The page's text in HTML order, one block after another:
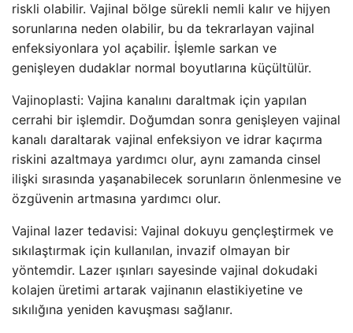
riskli olabilir. Vajinal bölge sürekli nemli kalır ve hijyen
sorunlarına neden olabilir, bu da tekrarlayan vajinal
enfeksiyonlara yol açabilir. İşlemle sarkan ve
genişleyen dudaklar normal boyutlarına küçültülür.
Vajinoplasti: Vajina kanalını daraltmak için yapılan
cerrahi bir işlemdir. Doğumdan sonra genişleyen vajinal
kanalı daraltarak vajinal enfeksiyon ve idrar kaçırma
riskini azaltmaya yardımcı olur, aynı zamanda cinsel
ilişki sırasında yaşanabilecek sorunların önlenmesine ve
özgüvenin artmasına yardımcı olur.
Vajinal lazer tedavisi: Vajinal dokuyu gençleştirmek ve
sıkılaştırmak için kullanılan, invazif olmayan bir
yöntemdir. Lazer ışınları sayesinde vajinal dokudaki
kolajen üretimi artarak vajinanın elastikiyetine ve
sıkılığına yeniden kavuşması sağlanır.